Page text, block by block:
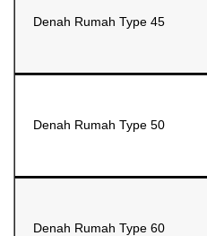
Denah Rumah Type 45
Denah Rumah Type 50
Denah Rumah Type 60